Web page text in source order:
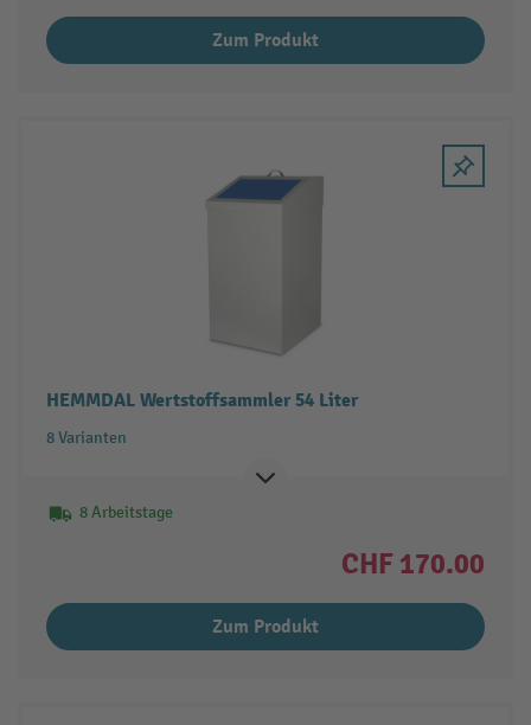
Zum Produkt
HEMMDAL Wertstoffsammler 54 Liter
8 Varianten
8 Arbeitstage
CHF 170.00
Zum Produkt